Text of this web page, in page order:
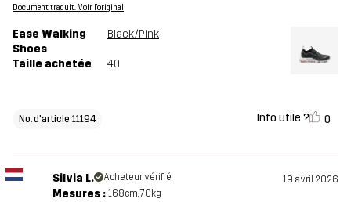
Document traduit. Voir l'original
Ease Walking
Shoes
Black/Pink
Taille achetée 40
No. d'article 11194 Info utile ? 0
Silvia L. Acheteur vérifié 19 avril 2026
Mesures : 168cm, 70kg